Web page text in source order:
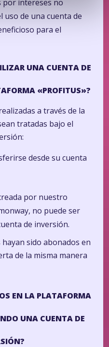
por intereses no
uso de una cuenta de
para el
UNA CUENTA DE
«PROFITUS»?
a través de la
tratadas bajo el
desde su cuenta
por nuestro
no puede ser
de inversión.
sido abonados en
de la misma manera
EN LA PLATAFORMA
UNA CUENTA DE